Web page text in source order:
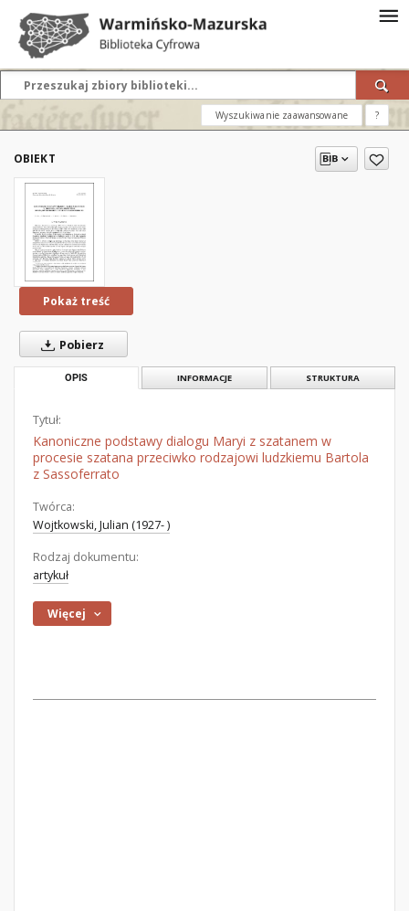
Wyszukiwanie zaawansowane ?
OBIEKT
Pokaż treść
Pobierz
OPIS INFORMACJE STRUKTURA
Tytuł:
Kanoniczne podstawy dialogu Maryi z szatanem w
procesie szatana przeciwko rodzajowi ludzkiemu Bartola
z Sassoferrato
Twórca:
Wojtkowski, Julian (1927- )
Rodzaj dokumentu:
artykuł
Więcej